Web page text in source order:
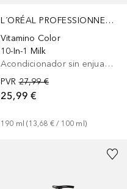
L´ORÉAL PROFESSIONNEL PARIS
Vitamino Color
10-In-1 Milk
Acondicionador sin enjuague
PVR 27,99 €
25,99 €
190 ml (13,68 € / 100 ml )